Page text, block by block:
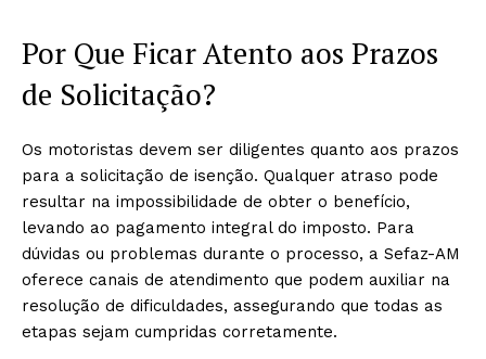
Por Que Ficar Atento aos Prazos
de Solicitação?
Os motoristas devem ser diligentes quanto aos prazos
para a solicitação de isenção. Qualquer atraso pode
resultar na impossibilidade de obter o benefício,
levando ao pagamento integral do imposto. Para
dúvidas ou problemas durante o processo, a Sefaz-AM
oferece canais de atendimento que podem auxiliar na
resolução de dificuldades, assegurando que todas as
etapas sejam cumpridas corretamente.